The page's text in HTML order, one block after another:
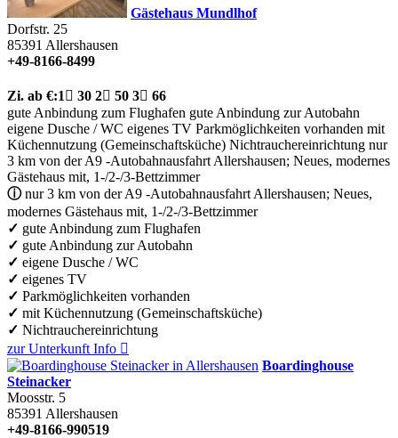
Gästehaus Mundlhof
Dorfstr. 25
85391 Allershausen
+49-8166-8499
Zi. ab €:1  30 2 50 3 66
gute Anbindung zum Flughafen gute Anbindung zur Autobahn
eigene Dusche / WC eigenes TV Parkmöglichkeiten vorhanden mit
Küchennutzung (Gemeinschaftsküche) Nichtrauchereinrichtung nur
3 km von der A9 -Autobahnausfahrt Allershausen; Neues, modernes
Gästehaus mit, 1-/2-/3-Bettzimmer
ⓘnur 3 km von der A9 -Autobahnausfahrt Allershausen; Neues,
modernes Gästehaus mit, 1-/2-/3-Bettzimmer
✓ gute Anbindung zum Flughafen
✓ gute Anbindung zur Autobahn
✓ eigene Dusche / WC
✓ eigenes TV
✓ Parkmöglichkeiten vorhanden
✓ mit Küchennutzung (Gemeinschaftsküche)
✓ Nichtrauchereinrichtung
zur Unterkunft Info 
Boardinghouse
Steinacker
Moosstr. 5
85391 Allershausen
+49-8166-990519